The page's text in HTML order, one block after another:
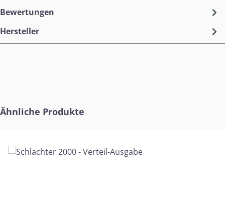
Bewertungen
Hersteller
Produktgalerie überspringen
Ähnliche Produkte